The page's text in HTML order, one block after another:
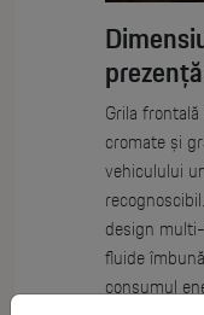
Grila
cromate și
vehiculului
design
fluide
consumul